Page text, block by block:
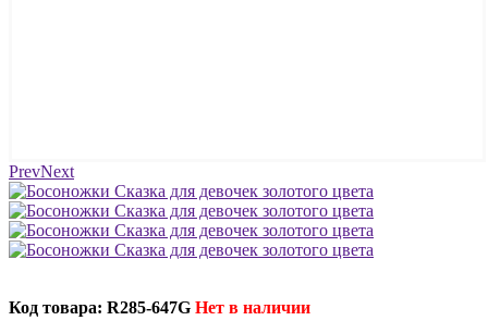
PrevNext
Код товара: R285-647G Нет в наличии